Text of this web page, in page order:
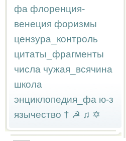
фа флоренция-
венеция форизмы
цензура_контроль
цитаты_фрагменты
числа чужая_всячина
школа
энциклопедия_фа ю-з
язычество † ☭ ♫ ✡